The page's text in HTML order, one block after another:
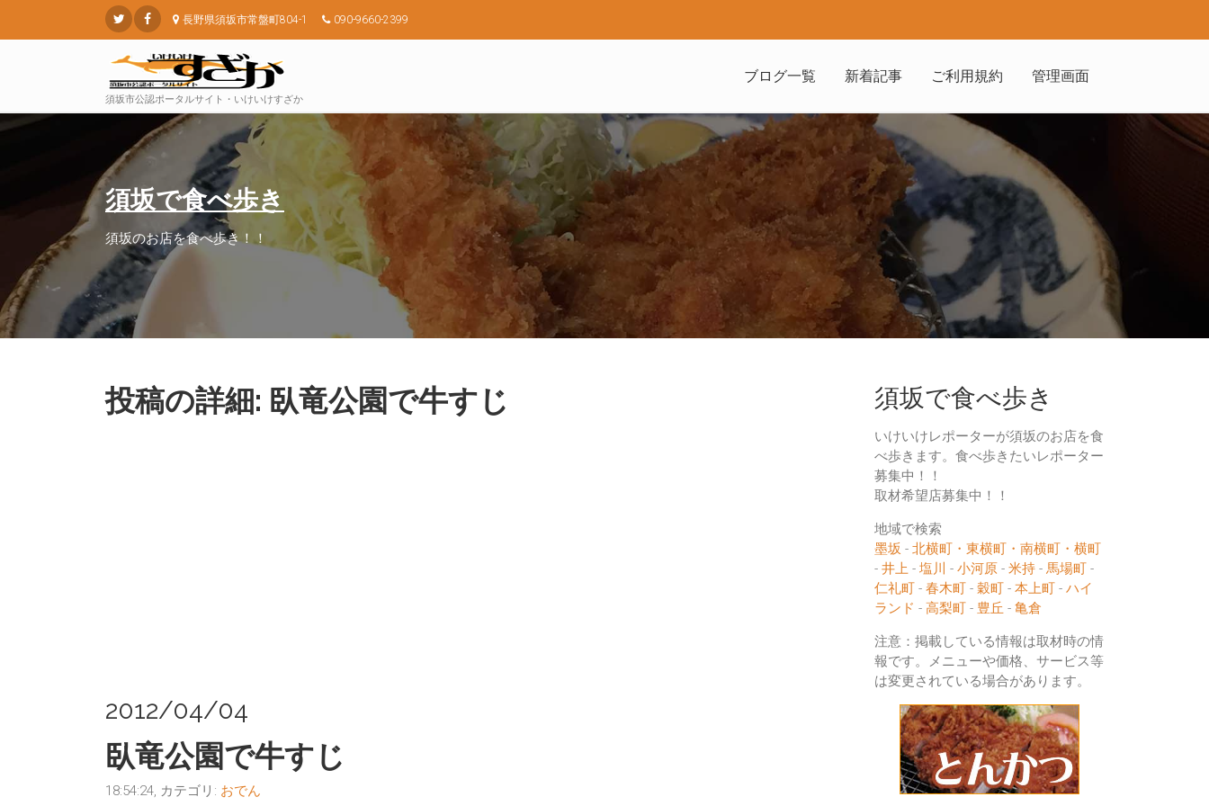
長野県須坂市常盤町804-1 090-9660-2399
須坂市公認ポータルサイト・いけいけすざか
ブログ一覧 新着記事 ご利用規約 管理画面
須坂で食べ歩き
須坂のお店を食べ歩き！！
投稿の詳細: 臥竜公園で牛すじ
2012/04/04
臥竜公園で牛すじ
18:54:24, カテゴリ: おでん
須坂で食べ歩き
いけいけレポーターが須坂のお店を食
べ歩きます。食べ歩きたいレポーター
募集中！！
取材希望店募集中！！
地域で検索
墨坂 - 北横町・東横町・南横町・横町
- 井上 - 塩川 - 小河原 - 米持 - 馬場町 -
仁礼町 - 春木町 - 穀町 - 本上町 - ハイ
ランド - 高梨町 - 豊丘 - 亀倉
注意：掲載している情報は取材時の情
報です。メニューや価格、サービス等
は変更されている場合があります。